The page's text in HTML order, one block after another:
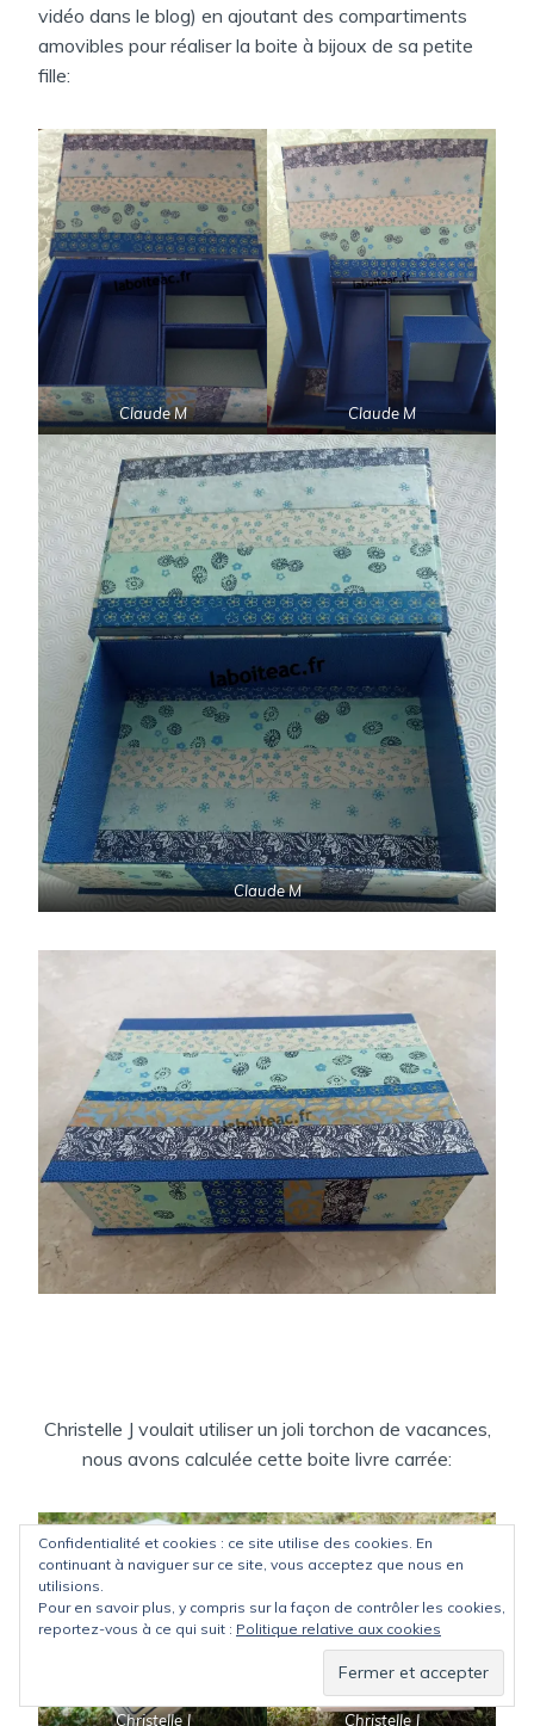
vidéo dans le blog) en ajoutant des compartiments
amovibles pour réaliser la boite à bijoux de sa petite
fille:
Claude M Claude M
Claude M
Christelle J voulait utiliser un joli torchon de vacances,
nous avons calculée cette boite livre carrée:
Christelle J Christelle J
Confidentialité et cookies : ce site utilise des cookies. En
continuant à naviguer sur ce site, vous acceptez que nous en
utilisions.
Pour en savoir plus, y compris sur la façon de contrôler les cookies,
reportez-vous à ce qui suit : Politique relative aux cookies